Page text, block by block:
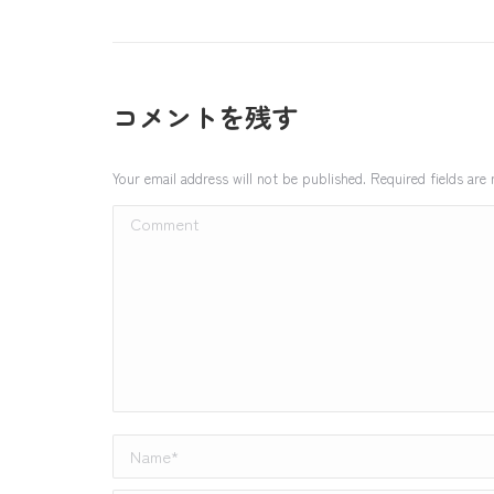
コメントを残す
Your email address will not be published. Required fields are
Comment
Name *